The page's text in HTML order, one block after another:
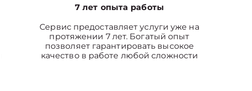
7 лет опыта работы
Сервис предоставляет услуги уже на
протяжении 7 лет. Богатый опыт
позволяет гарантировать высокое
качество в работе любой сложности